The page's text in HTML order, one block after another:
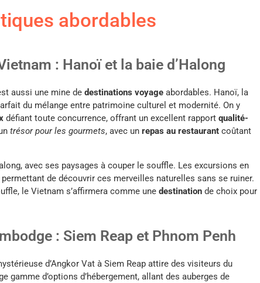
abordables
: Hanoï et la baie d’Halong
aussi une mine de destinations voyage abordables. Hanoï, la
du mélange entre patrimoine culturel et modernité. On y
défiant toute concurrence, offrant un excellent rapport qualité-
trésor pour les gourmets, avec un repas au restaurant coûtant
avec ses paysages à couper le souffle. Les excursions en
de découvrir ces merveilles naturelles sans se ruiner.
le Vietnam s’affirmera comme une destination de choix pour
: Siem Reap et Phnom Penh
d’Angkor Vat à Siem Reap attire des visiteurs du
gamme d’options d’hébergement, allant des auberges de